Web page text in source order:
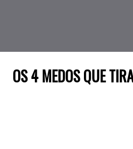
OS 4 MEDOS QUE